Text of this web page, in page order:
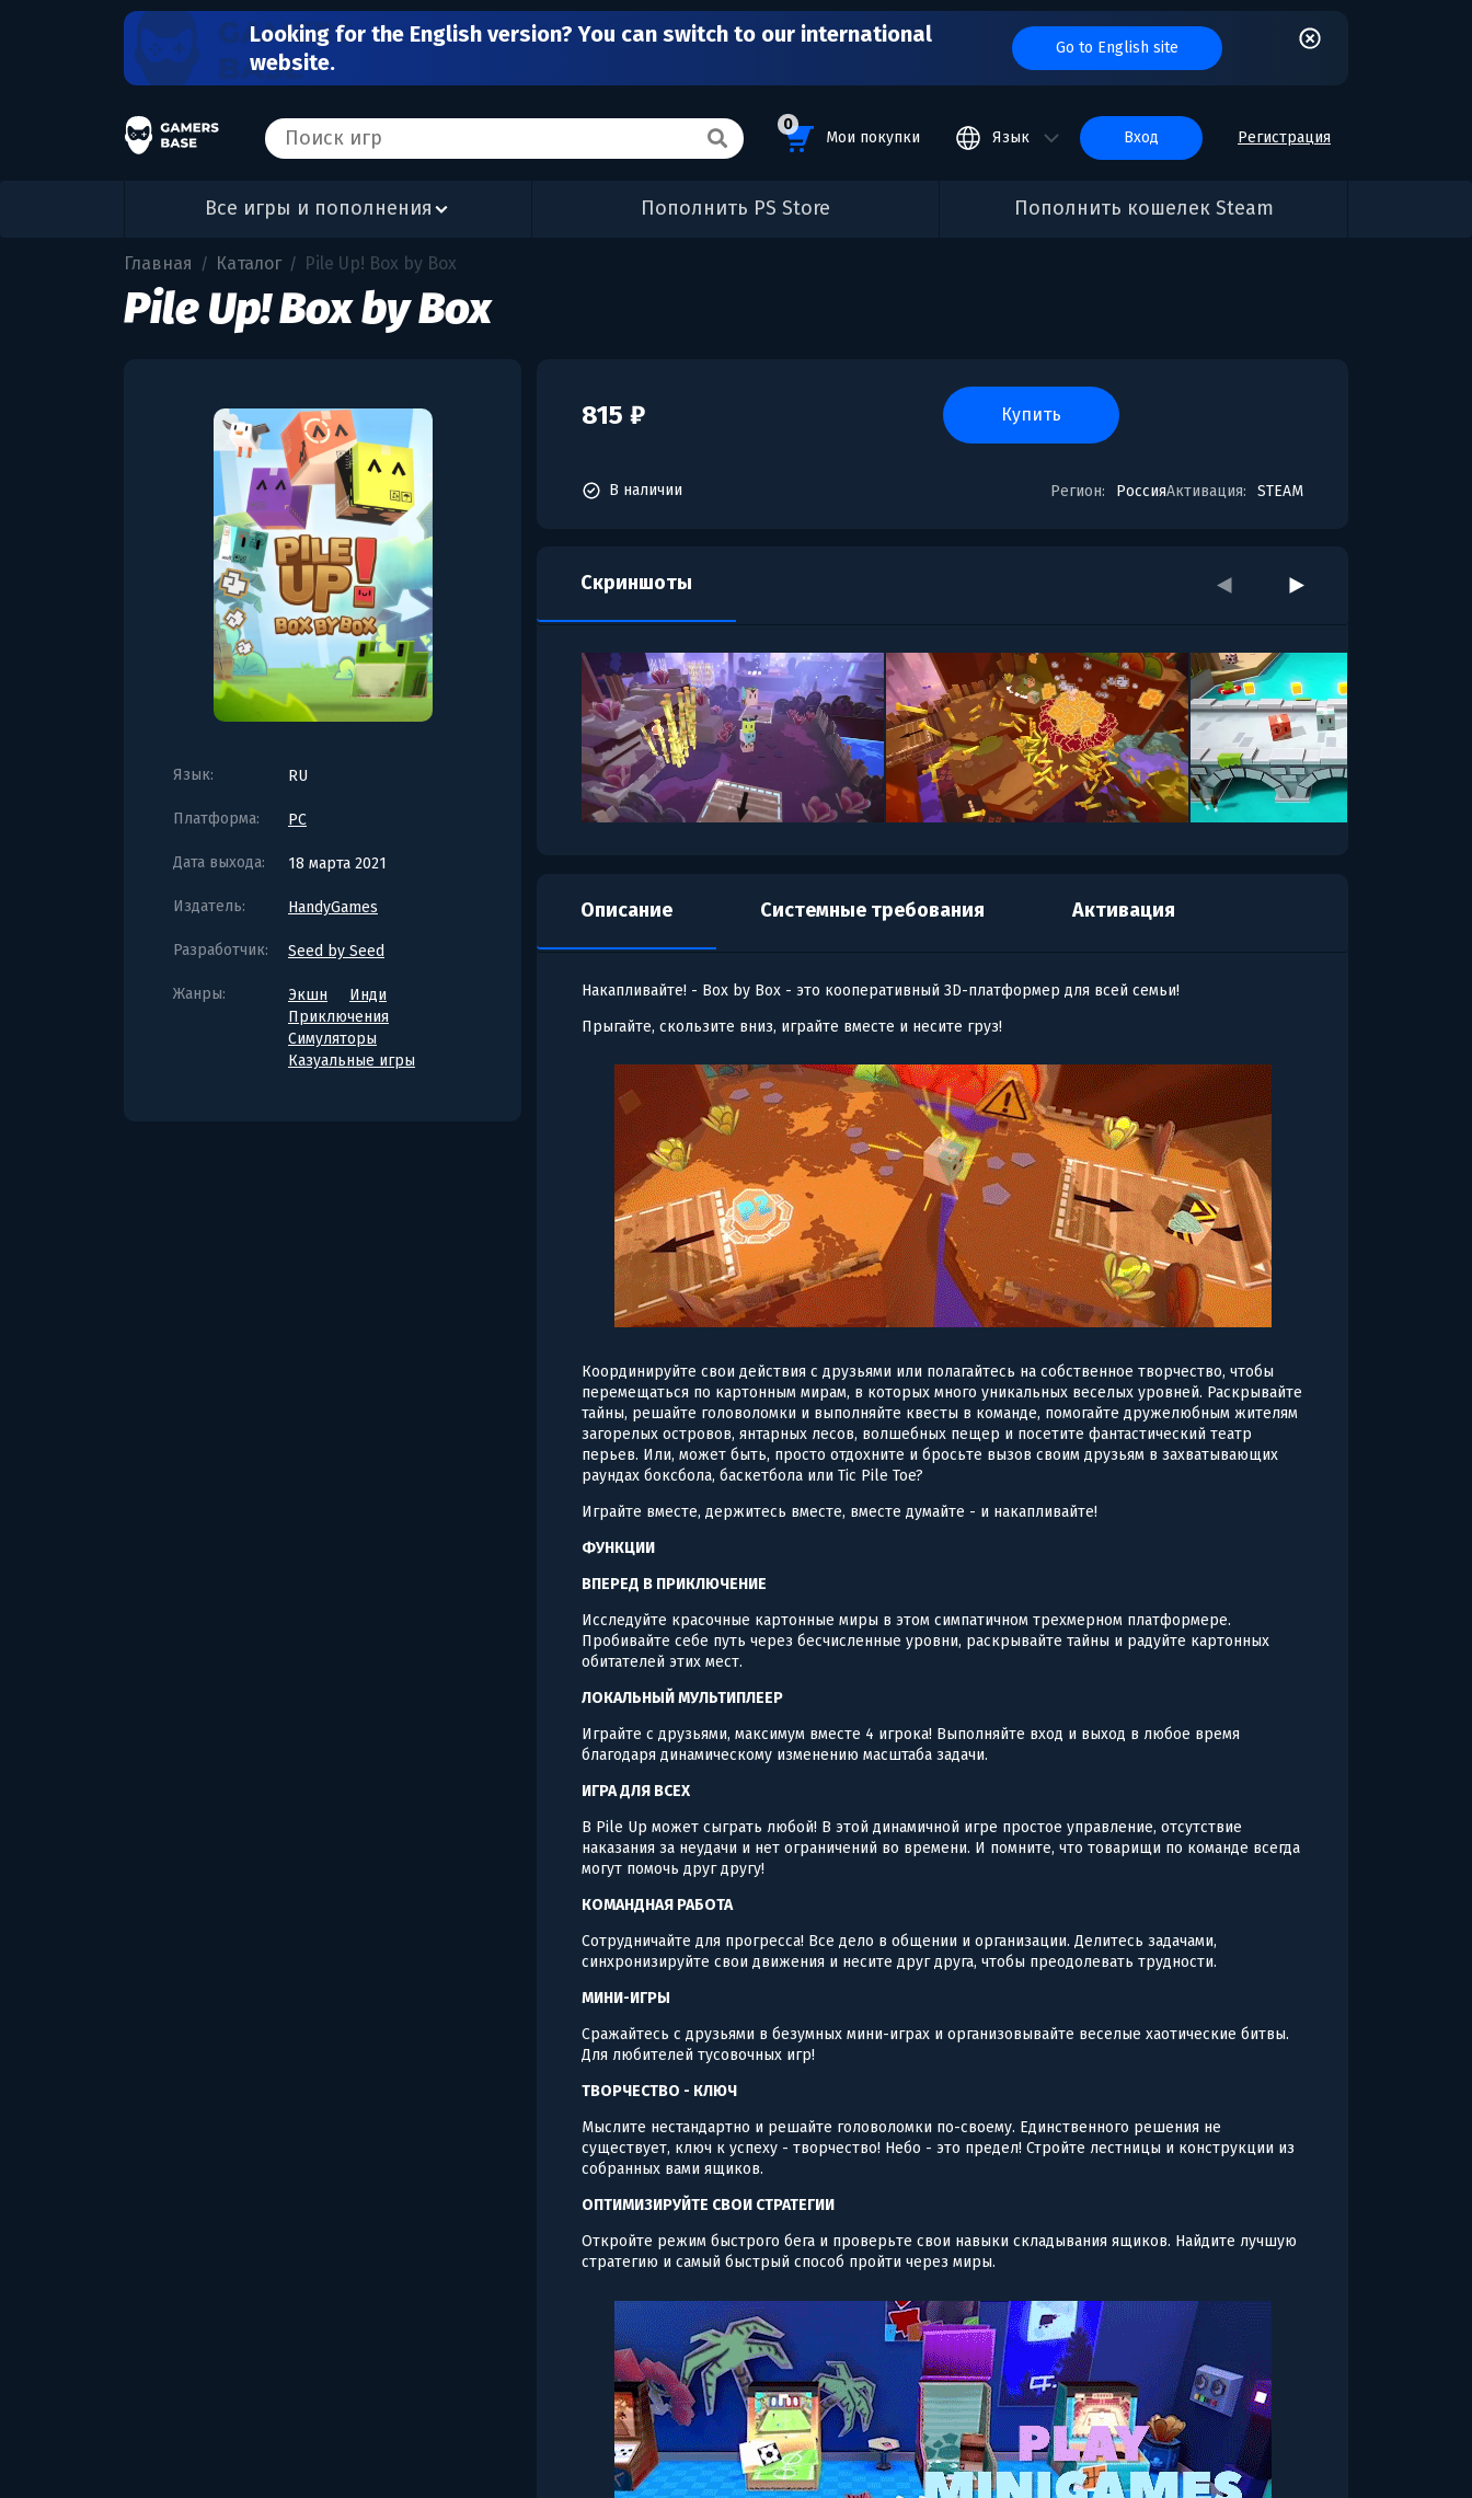
Looking for the English version? You can switch to our international
website.
Go to English site
0
Мои покупки Язык вход Регистрация
Все игры и пополнения Пополнить PS Store Пополнить кошелек Steam
Главная / Каталог / Pile Up! Box by Box
Pile Up! Box by Box
Язык: RU
Платформа: PC
Дата выхода: 18 марта 2021
Издатель: HandyGames
Разработчик: Seed by Seed
Жанры: Экшн
Инди
Приключения
Симуляторы
Казуальные игры
815 ₽ купить
Регион: РоссияАктивация: STEAM
В наличии
Скриншоты
Описание Системные требования Активация
Накапливайте! - Box by Box - это кооперативный 3D-платформер для всей семьи!
Прыгайте, скользите вниз, играйте вместе и несите груз!
Координируйте свои действия с друзьями или полагайтесь на собственное творчество, чтобы
перемещаться по картонным мирам, в которых много уникальных веселых уровней. Раскрывайте
тайны, решайте головоломки и выполняйте квесты в команде, помогайте дружелюбным жителям
загорелых островов, янтарных лесов, волшебных пещер и посетите фантастический театр
перьев. Или, может быть, просто отдохните и бросьте вызов своим друзьям в захватывающих
раундах боксбола, баскетбола или Tic Pile Toe?
Играйте вместе, держитесь вместе, вместе думайте - и накапливайте!
ФУНКЦИИ
ВПЕРЕД В ПРИКЛЮЧЕНИЕ
Исследуйте красочные картонные миры в этом симпатичном трехмерном платформере.
Пробивайте себе путь через бесчисленные уровни, раскрывайте тайны и радуйте картонных
обитателей этих мест.
ЛОКАЛЬНЫЙ МУЛЬТИПЛЕЕР
Играйте с друзьями, максимум вместе 4 игрока! Выполняйте вход и выход в любое время
благодаря динамическому изменению масштаба задачи.
ИГРА ДЛЯ ВСЕХ
В Pile Up может сыграть любой! В этой динамичной игре простое управление, отсутствие
наказания за неудачи и нет ограничений во времени. И помните, что товарищи по команде всегда
могут помочь друг другу!
КОМАНДНАЯ РАБОТА
Сотрудничайте для прогресса! Все дело в общении и организации. Делитесь задачами,
синхронизируйте свои движения и несите друг друга, чтобы преодолевать трудности.
МИНИ-ИГРЫ
Сражайтесь с друзьями в безумных мини-играх и организовывайте веселые хаотические битвы.
Для любителей тусовочных игр!
ТВОРЧЕСТВО - КЛЮЧ
Мыслите нестандартно и решайте головоломки по-своему. Единственного решения не
существует, ключ к успеху - творчество! Небо - это предел! Стройте лестницы и конструкции из
собранных вами ящиков.
ОПТИМИЗИРУЙТЕ СВОИ СТРАТЕГИИ
Откройте режим быстрого бега и проверьте свои навыки складывания ящиков. Найдите лучшую
стратегию и самый быстрый способ пройти через миры.